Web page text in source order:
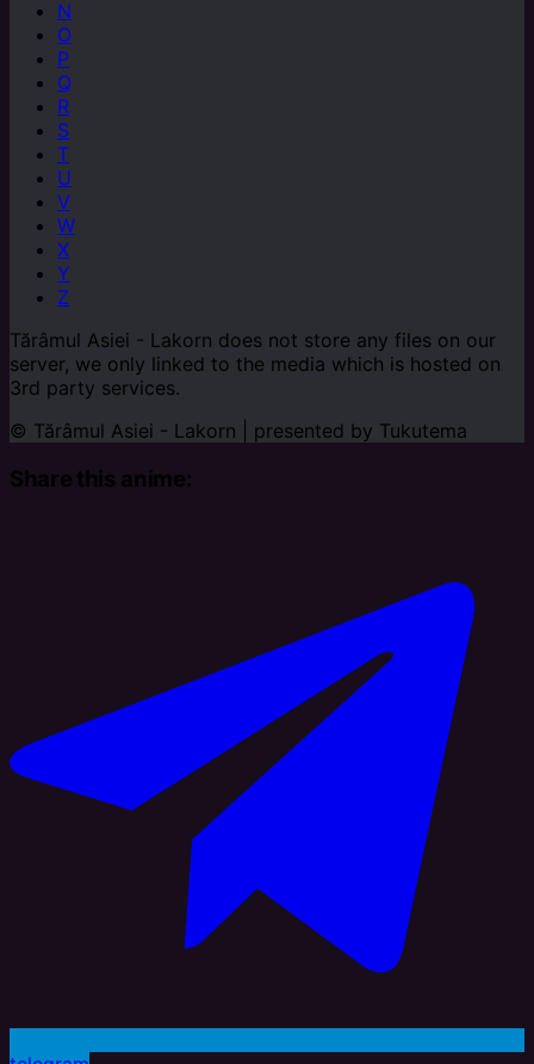
N
O
P
Q
R
S
T
U
V
W
X
Y
Z
Tărâmul Asiei - Lakorn does not store any files on our
server, we only linked to the media which is hosted on
3rd party services.
© Tărâmul Asiei - Lakorn | presented by Tukutema
Share this anime: